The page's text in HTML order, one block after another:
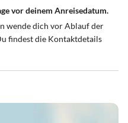
vor deinem Anreisedatum.
wende dich vor Ablauf der
findest die Kontaktdetails